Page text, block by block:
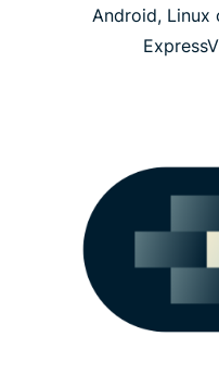
Android, Linux